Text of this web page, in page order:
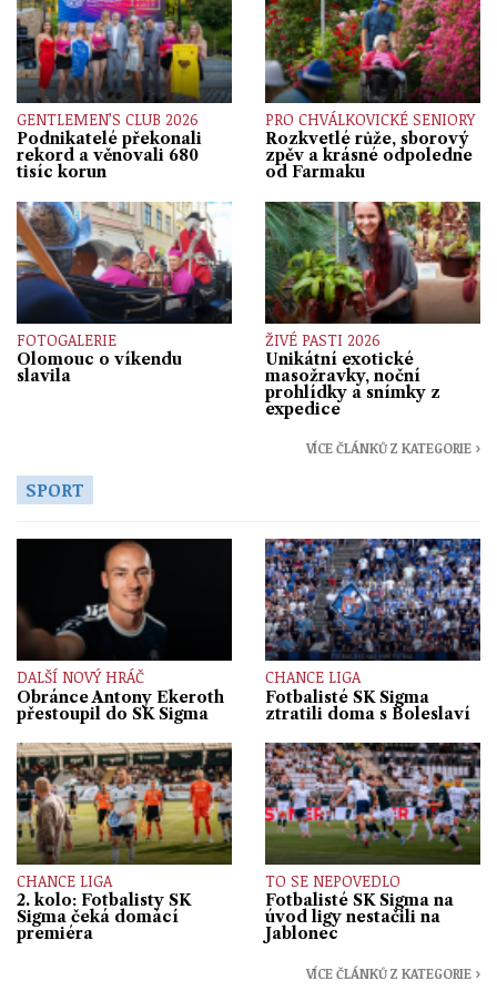
GENTLEMEN’S CLUB 2026
Podnikatelé překonali
rekord a věnovali 680
tisíc korun
PRO CHVÁLKOVICKÉ SENIORY
Rozkvetlé růže, sborový
zpěv a krásné odpoledne
od Farmaku
FOTOGALERIE
Olomouc o víkendu
slavila
ŽIVÉ PASTI 2026
Unikátní exotické
masožravky, noční
prohlídky a snímky z
expedice
VÍCE ČLÁNKŮ Z KATEGORIE ›
SPORT
DALŠÍ NOVÝ HRÁČ
Obránce Antony Ekeroth
přestoupil do SK Sigma
CHANCE LIGA
Fotbalisté SK Sigma
ztratili doma s Boleslaví
CHANCE LIGA
2. kolo: Fotbalisty SK
Sigma čeká domácí
premiéra
TO SE NEPOVEDLO
Fotbalisté SK Sigma na
úvod ligy nestačili na
Jablonec
VÍCE ČLÁNKŮ Z KATEGORIE ›